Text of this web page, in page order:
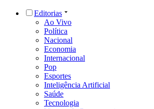
Editorias
Ao Vivo
Política
Nacional
Economia
Internacional
Pop
Esportes
Inteligência Artificial
Saúde
Tecnologia